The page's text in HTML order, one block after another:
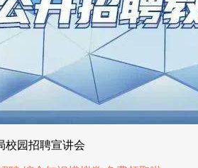
校园招聘宣讲会